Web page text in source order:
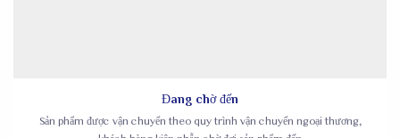
Đang chờ đến
Sản phẩm được vận chuyển theo quy trình vận chuyển ngoại thương,